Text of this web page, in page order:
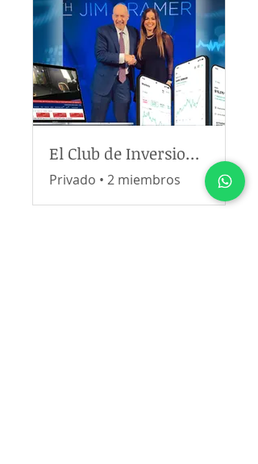
El Club de Inversiones
Privado • 2 miembros